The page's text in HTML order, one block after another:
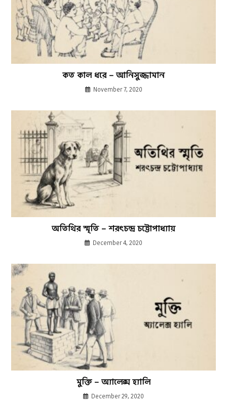
কত কাল ধরে – আনিসুজ্জামান
November 7, 2020
অতিথির স্মৃতি – শরৎচন্দ্র চট্টোপাধ্যায়
December 4, 2020
মুক্তি – অ্যালেক্স হ্যালি
December 29, 2020